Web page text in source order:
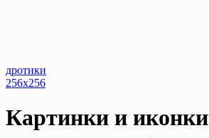
дротики
256x256
Картинки и